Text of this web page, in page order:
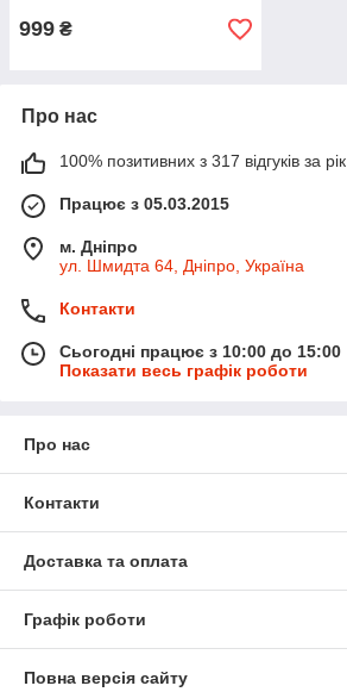
999 ₴
Про нас
100% позитивних з 317 відгуків за рік
Працює з 05.03.2015
м. Дніпро
ул. Шмидта 64, Дніпро, Україна
Контакти
Сьогодні працює з 10:00 до 15:00
Показати весь графік роботи
Про нас
Контакти
Доставка та оплата
Графік роботи
Повна версія сайту